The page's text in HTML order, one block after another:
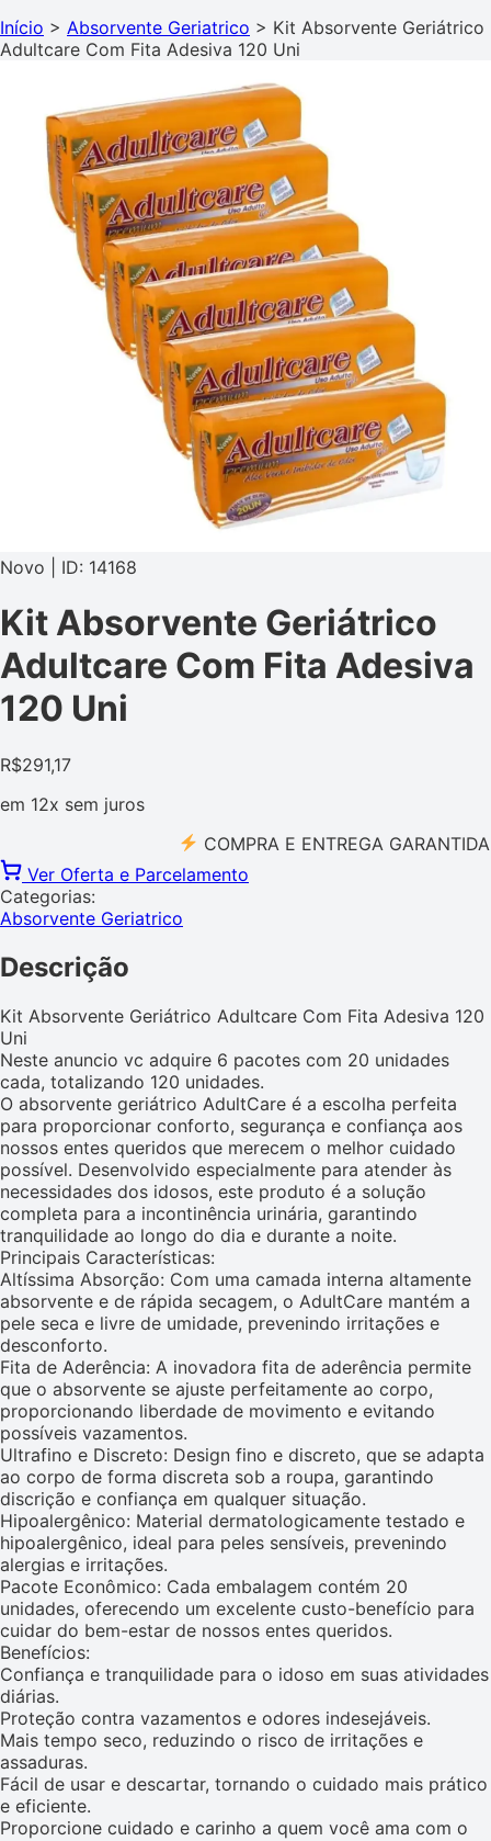
Início > Absorvente Geriatrico > Kit Absorvente Geriátrico
Adultcare Com Fita Adesiva 120 Uni
Novo | ID: 14168
Kit Absorvente Geriátrico
Adultcare Com Fita Adesiva
120 Uni
R$291,17
em 12x sem juros
COMPRA E ENTREGA GARANTIDA
Ver Oferta e Parcelamento
Categorias:
Absorvente Geriatrico
Descrição
Kit Absorvente Geriátrico Adultcare Com Fita Adesiva 120
Uni
Neste anuncio vc adquire 6 pacotes com 20 unidades
cada, totalizando 120 unidades.
O absorvente geriátrico AdultCare é a escolha perfeita
para proporcionar conforto, segurança e confiança aos
nossos entes queridos que merecem o melhor cuidado
possível. Desenvolvido especialmente para atender às
necessidades dos idosos, este produto é a solução
completa para a incontinência urinária, garantindo
tranquilidade ao longo do dia e durante a noite.
Principais Características:
Altíssima Absorção: Com uma camada interna altamente
absorvente e de rápida secagem, o AdultCare mantém a
pele seca e livre de umidade, prevenindo irritações e
desconforto.
Fita de Aderência: A inovadora fita de aderência permite
que o absorvente se ajuste perfeitamente ao corpo,
proporcionando liberdade de movimento e evitando
possíveis vazamentos.
Ultrafino e Discreto: Design fino e discreto, que se adapta
ao corpo de forma discreta sob a roupa, garantindo
discrição e confiança em qualquer situação.
Hipoalergênico: Material dermatologicamente testado e
hipoalergênico, ideal para peles sensíveis, prevenindo
alergias e irritações.
Pacote Econômico: Cada embalagem contém 20
unidades, oferecendo um excelente custo-benefício para
cuidar do bem-estar de nossos entes queridos.
Benefícios:
Confiança e tranquilidade para o idoso em suas atividades
diárias.
Proteção contra vazamentos e odores indesejáveis.
Mais tempo seco, reduzindo o risco de irritações e
assaduras.
Fácil de usar e descartar, tornando o cuidado mais prático
e eficiente.
Proporcione cuidado e carinho a quem você ama com o